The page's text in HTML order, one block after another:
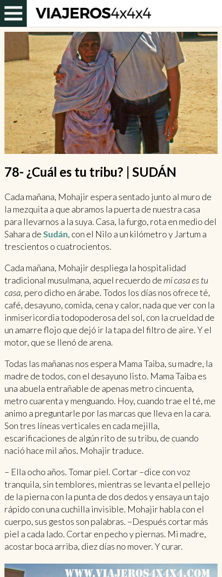
78- ¿Cuál es tu tribu? | SUDÁN
Cada mañana, Mohajir espera sentado junto al muro de
la mezquita a que abramos la puerta de nuestra casa
para llevarnos a la suya. Casa, la furgo, rota en medio del
Sahara deSudán, con el Nilo a un kilómetro y Jartum a
trescientos o cuatrocientos.
Cada mañana, Mohajir despliega la hospitalidad
tradicional musulmana, aquel recuerdo de mi casa es tu
casa, pero dicho en árabe. Todos los días nos ofrece té,
café, desayuno, comida, cena y calor, nada que ver con la
inmisericordia todopoderosa del sol, con la crueldad de
un amarre flojo que dejó ir la tapa del filtro de aire. Y el
motor, que se llenó de arena.
Todas las mañanas nos espera Mama Taiba, su madre, la
madre de todos, con el desayuno listo. Mama Taiba es
una abuela entrañable de apenas metro cincuenta,
metro cuarenta y menguando. Hoy, cuando trae el té, me
animo a preguntarle por las marcas que lleva en la cara.
Son tres líneas verticales en cada mejilla,
escarificaciones de algún rito de su tribu, de cuando
nació hace mil años. Mohajir traduce.
– Ella ocho años. Tomar piel. Cortar –dice con voz
tranquila, sin temblores, mientras se levanta el pellejo
de la pierna con la punta de dos dedos y ensaya un tajo
rápido con una cuchilla invisible. Mohajir habla con el
cuerpo, sus gestos son palabras. –Después cortar más
piel a cada lado. Cortar en pecho y piernas. Mi madre,
acostar boca arriba, diez días no mover. Y curar.